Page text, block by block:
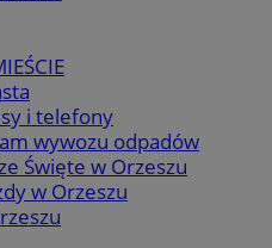
i telefony
wywozu odpadów
Święte w Orzeszu
w Orzeszu